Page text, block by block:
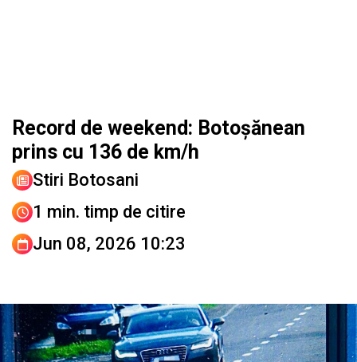
Record de weekend: Botoșănean
prins cu 136 de km/h
Stiri Botosani
1 min. timp de citire
Jun 08, 2026 10:23